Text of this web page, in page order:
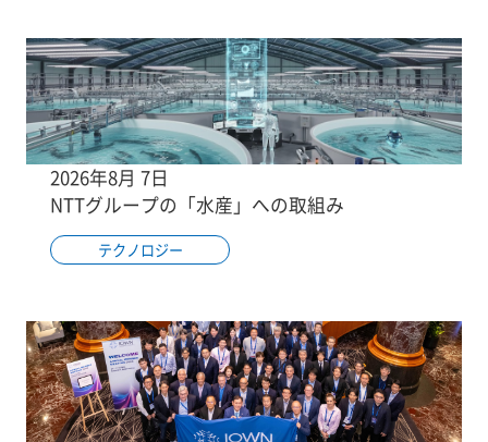
2026年8月 7日
NTTグループの「水産」への取組み
テクノロジー